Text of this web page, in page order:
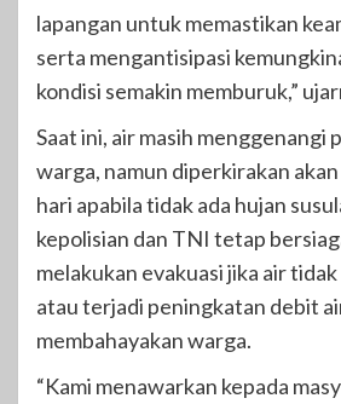
lapangan untuk memastikan
serta mengantisipasi
kondisi semakin memburuk,”
Saat ini, air masih menggenangi
warga, namun diperkirakan
hari apabila tidak ada hujan
kepolisian dan TNI tetap
melakukan evakuasi jika air
atau terjadi peningkatan debit
membahayakan warga.
“Kami menawarkan kepada